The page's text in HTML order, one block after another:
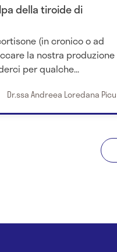
della tiroide di
(in cronico o ad
la nostra produzione
per qualche...
Dr.ssa Andreea Loredana Picu